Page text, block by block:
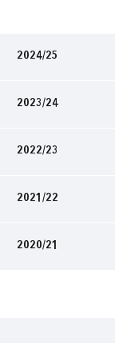
2024/25
2023/24
2022/23
2021/22
2020/21